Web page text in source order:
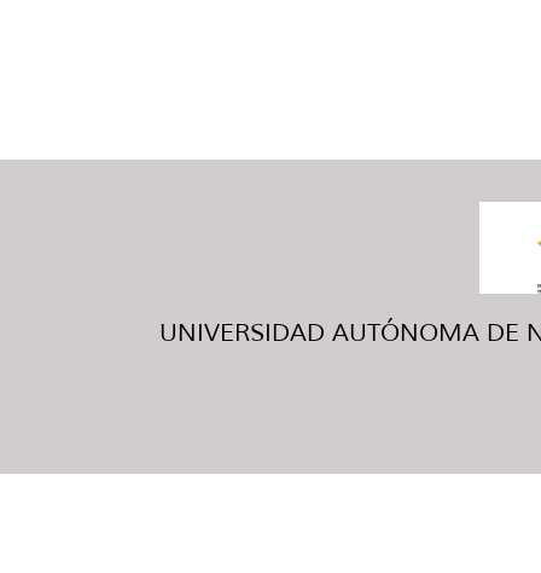
UNIVERSIDAD AUTÓNOMA DE